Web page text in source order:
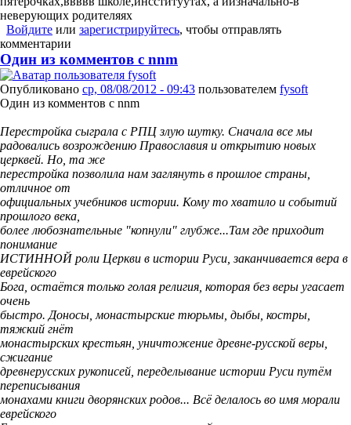
неверующих родителяях
Войдите или зарегистрируйтесь, чтобы отправлять
комментарии
Один из комментов с nnm
Опубликовано ср, 08/08/2012 - 09:43 пользователем fysoft
Один из комментов с nnm
Перестройка сыграла с РПЦ злую шутку. Сначала все мы
радовались возрождению Православия и открытию новых
церквей. Но, та же
перестройка позволила нам заглянуть в прошлое страны,
отличное от
официальных учебников истории. Кому то хватило и событий
прошлого века,
более любознательные "копнули" глубже...Там где приходит
понимание
ИСТИННОЙ роли Церкви в истории Руси, заканчивается вера в
еврейского
Бога, остаётся только голая религия, которая без веры угасает
очень
быстро. Доносы, монастырские тюрьмы, дыбы, костры,
тяжкий гнёт
монастырских крестьян, уничтожение древне-русской веры,
сжигание
древнерусских рукописей, переделывание истории Руси путём
переписывания
монахами книги дворянских родов... Всё делалось во имя морали
еврейского